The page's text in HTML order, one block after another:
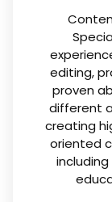
editing,
proven
different
creating
oriented
including